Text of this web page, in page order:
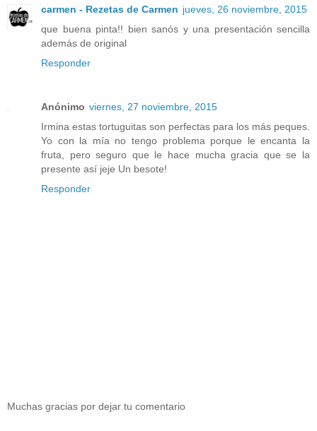
carmen - Rezetas de Carmen jueves, 26 noviembre, 2015
que buena pinta!! bien sanós y una presentación sencilla
además de original
Responder
Anónimo viernes, 27 noviembre, 2015
Irmina estas tortuguitas son perfectas para los más peques.
Yo con la mía no tengo problema porque le encanta la
fruta, pero seguro que le hace mucha gracia que se la
presente así jeje Un besote!
Responder
Muchas gracias por dejar tu comentario